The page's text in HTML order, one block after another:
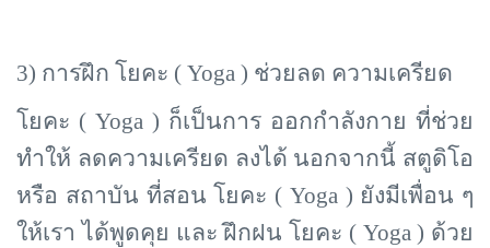
3) การฝึก โยคะ ( Yoga ) ช่วยลด ความเครียด
โยคะ ( Yoga ) ก็เป็นการ ออกกำลังกาย ที่ช่วย
ทำให้ ลดความเครียด ลงได้ นอกจากนี้ สตูดิโอ
หรือ สถาบัน ที่สอน โยคะ ( Yoga ) ยังมีเพื่อน ๆ
ให้เรา ได้พูดคุย และ ฝึกฝน โยคะ ( Yoga ) ด้วย